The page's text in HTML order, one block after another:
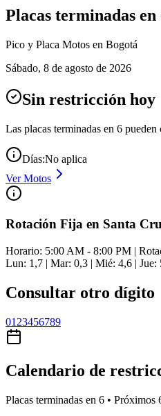
Placas terminadas en
Pico y Placa Motos en Bogotá
Sábado, 8 de agosto de 2026
Sin restricción hoy
Las placas terminadas en 6 pueden
Días:No aplica
VerMotos
Rotación Fija en Santa
Horario: 5:00 AM - 8:00 PM |
Lun: 1,7 | Mar: 0,3 | Mié: 4,6 | Jue:
Consultar otro dígito
01 23456789
Calendario de
Placas terminadas en 6 • Próximos